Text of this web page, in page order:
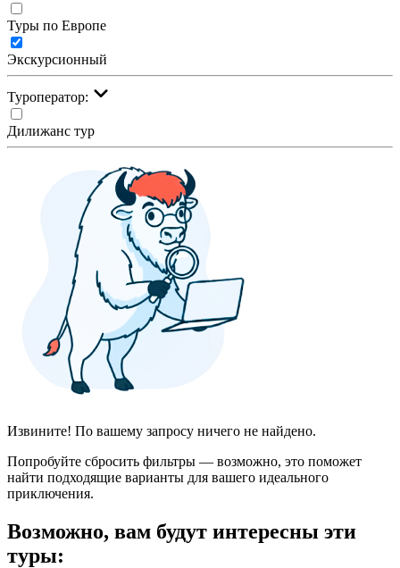
Туры по Европе
Экскурсионный
Туроператор:
Дилижанс тур
Извините! По вашему запросу ничего не найдено.
Попробуйте сбросить фильтры — возможно, это поможет
найти подходящие варианты для вашего идеального
приключения.
Возможно, вам будут интересны эти
туры: